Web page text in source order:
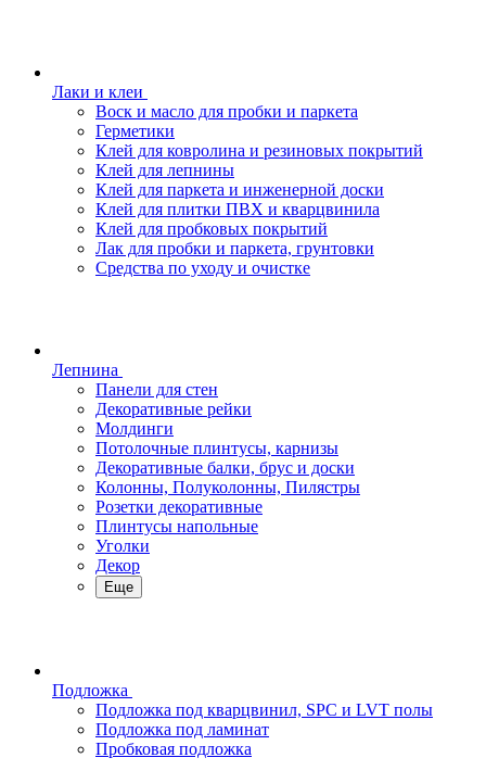
Лаки и клеи
Воск и масло для пробки и паркета
Герметики
Клей для ковролина и резиновых покрытий
Клей для лепнины
Клей для паркета и инженерной доски
Клей для плитки ПВХ и кварцвинила
Клей для пробковых покрытий
Лак для пробки и паркета, грунтовки
Средства по уходу и очистке
Лепнина
Панели для стен
Декоративные рейки
Молдинги
Потолочные плинтусы, карнизы
Декоративные балки, брус и доски
Колонны, Полуколонны, Пилястры
Розетки декоративные
Плинтусы напольные
Уголки
Декор
Еще
Подложка
Подложка под кварцвинил, SPC и LVT полы
Подложка под ламинат
Пробковая подложка